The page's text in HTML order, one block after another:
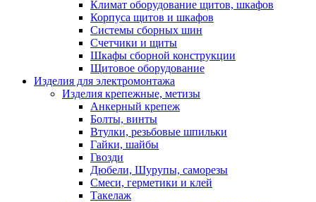
Климат оборудование щитов, шкафов
Корпуса щитов и шкафов
Системы сборных шин
Счетчики и щиты
Шкафы сборной конструкции
Щитовое оборудование
Изделия для электромонтажа
Изделия крепежные, метизы
Анкерный крепеж
Болты, винты
Втулки, резьбовые шпильки
Гайки, шайбы
Гвозди
Дюбели, Шурупы, саморезы
Смеси, герметики и клей
Такелаж